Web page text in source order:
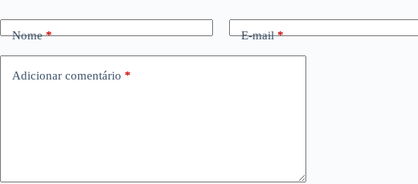
Nome* E-mail*
Adicionar comentário *